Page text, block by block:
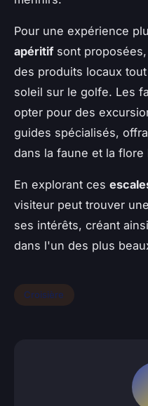
Pour une expérience
apéritifsont
des produits locaux
soleil sur le golfe. Les
opter pour des
guides spécialisés,
dans la faune et la flore
En explorant ces
visiteur peut trouver
ses intérêts, créant
dans l'un des plus
Croisière